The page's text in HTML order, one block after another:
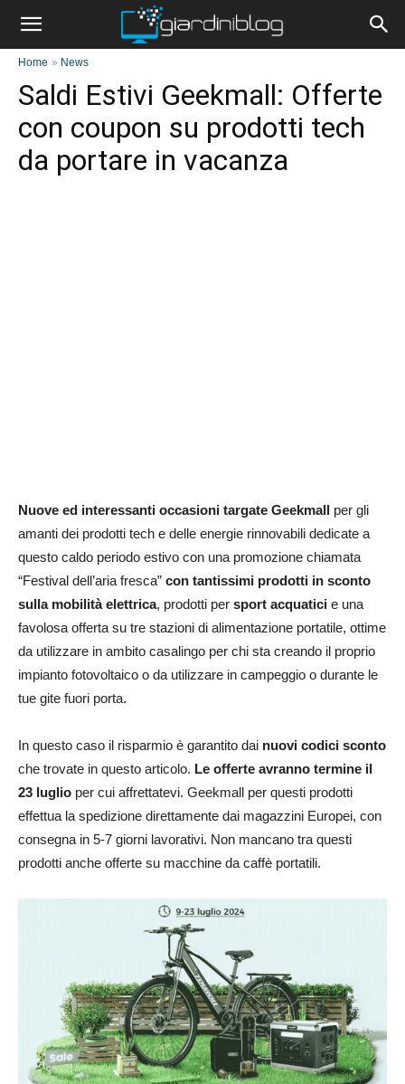
Home » News
Saldi Estivi Geekmall: Offerte
con coupon su prodotti tech
da portare in vacanza
Nuove ed interessanti occasioni targate Geekmall per gli
amanti dei prodotti tech e delle energie rinnovabili dedicate a
questo caldo periodo estivo con una promozione chiamata
“Festival dell’aria fresca” con tantissimi prodotti in sconto
sulla mobilità elettrica, prodotti per sport acquatici e una
favolosa offerta su tre stazioni di alimentazione portatile, ottime
da utilizzare in ambito casalingo per chi sta creando il proprio
impianto fotovoltaico o da utilizzare in campeggio o durante le
tue gite fuori porta.
In questo caso il risparmio è garantito dai nuovi codici sconto
che trovate in questo articolo. Le offerte avranno termine il
23 luglio per cui affrettatevi. Geekmall per questi prodotti
effettua la spedizione direttamente dai magazzini Europei, con
consegna in 5-7 giorni lavorativi. Non mancano tra questi
prodotti anche offerte su macchine da caffè portatili.